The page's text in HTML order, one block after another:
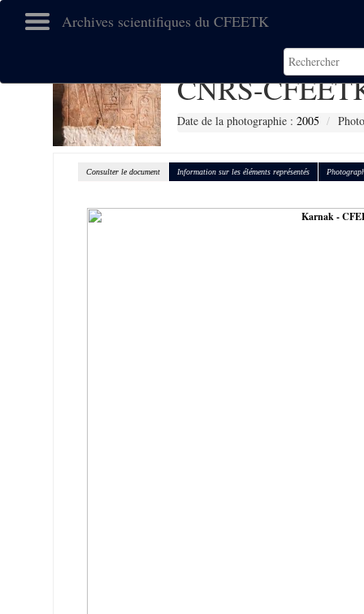
Archives scientifiques du CFEETK
CNRS-
Date de la photographie :2005
Consulter le document Information sur les éléments représentés